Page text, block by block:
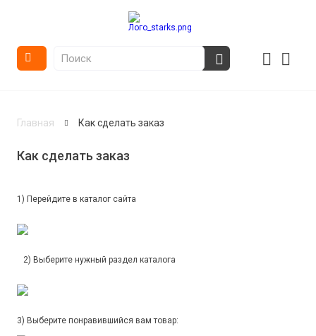
Главная Как сделать заказ
Как сделать заказ
1) Перейдите в каталог сайта
2) Выберите нужный раздел каталога
3) Выберите понравившийся вам товар: